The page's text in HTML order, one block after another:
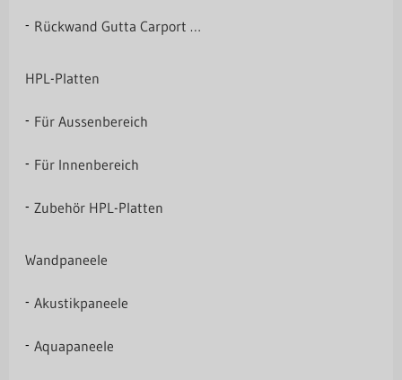
Rückwand Gutta Carport Premium
HPL-Platten
Für Aussenbereich
Für Innenbereich
Zubehör HPL-Platten
Wandpaneele
Akustikpaneele
Aquapaneele